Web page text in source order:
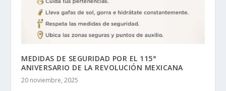
MEDIDAS DE SEGURIDAD POR EL 115°
ANIVERSARIO DE LA REVOLUCIÓN MEXICANA
20 noviembre, 2025